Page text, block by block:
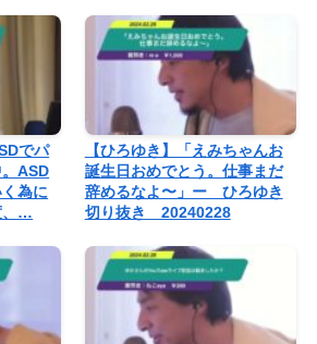
でパ
ASD
為に
、…
【ひろゆき】「えみちゃんお
誕生日おめでとう。仕事まだ
辞めるなよ〜」ー ひろゆき
切り抜き 20240228